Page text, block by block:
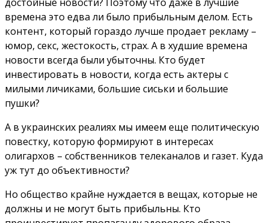
времена это едва ли было прибыльным делом. Есть
контент, который гораздо лучше продает рекламу –
юмор, секс, жестокость, страх. А в худшие времена
новости всегда были убыточны. Кто будет
инвестировать в новости, когда есть актеры с
милыми личиками, большие сиськи и большие
пушки?
А в украинских реалиях мы имеем еще политическую
повестку, которую формируют в интересах
олигархов – собственников телеканалов и газет. Куда
уж тут до объективности?
Но общество крайне нуждается в вещах, которые не
должны и не могут быть прибыльны. Кто